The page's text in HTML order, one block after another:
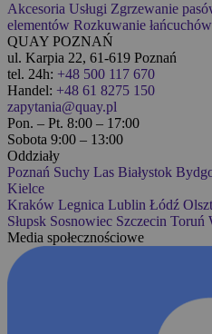
Akcesoria Usługi Zgrzewanie
elementów Rozkuwanie łańcuchów
QUAY POZNAŃ
ul. Karpia 22, 61-619 Poznań
tel. 24h: +48 500 117 670
Handel: +48 61 8275 150
zapytania@quay.pl
Pon. – Pt. 8:00 – 17:00
Sobota 9:00 – 13:00
Oddziały
Poznań Suchy Las Białystok
Kielce
Kraków Legnica Lublin Łódź
Słupsk Sosnowiec Szczecin Toruń
Media społecznościowe